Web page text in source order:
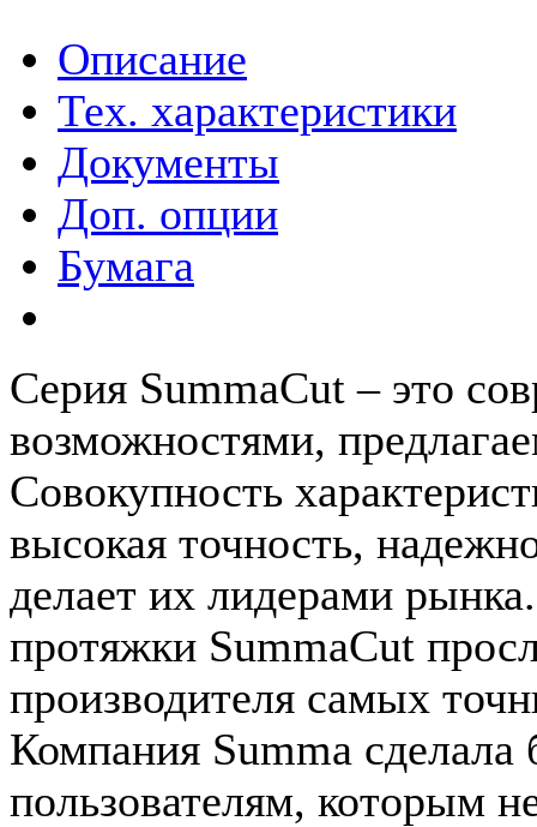
Описание
Тех. характеристики
Документы
Доп. опции
Бумага
Серия SummaCut – это
возможностями,
Совокупность
высокая точность,
делает их лидерами
протяжки SummaCut
производителя самых
Компания Summa сделала
пользователям, которым